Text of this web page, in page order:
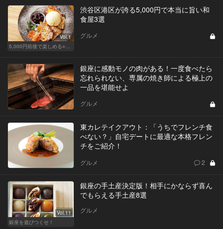
Vol.1
5,000円前後で楽しめる○○！
渋谷区港区が誇る5,000円で本当に旨い和
食屋3選
グルメ
銀座に感動モノの肉がある！一度食べたら
忘れられない、専属の焼き師による極上の
一品を堪能せよ
グルメ
東カレテイクアウト：「うちでフレンチ食
べない？」自宅デートに最適な本格フレン
チをご紹介！
グルメ 2
Vol.11
銀座を遊びつくせ！
銀座の手土産決定版！相手にかならず喜ん
でもらえる手土産8選
グルメ